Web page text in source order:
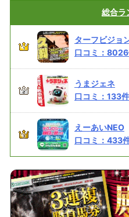
総合ラ
ターフビジョ
口コミ： 8026
うまジェネ
口コミ： 133件
えーあいNEO
口コミ： 433